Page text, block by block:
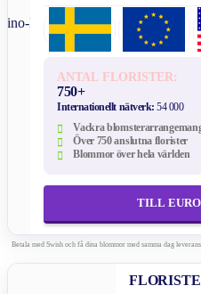
ANTAL FLORISTER:
750+
Internationellt nätverk:54 000
Vackra
Över 750 anslutna florister
Blommor över hela världen
TILL
Betala med Swish och få dina blommor med samma dag